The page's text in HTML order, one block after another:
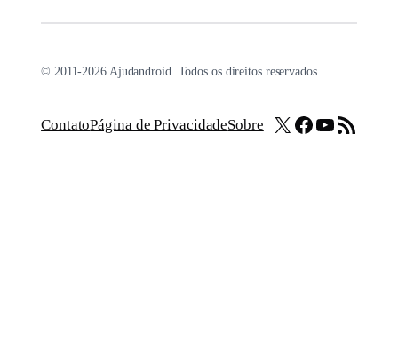
© 2011-2026 Ajudandroid. Todos os direitos reservados.
ContatoPágina de PrivacidadeSobre X Facebook
Youtube
Feed RSS